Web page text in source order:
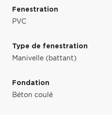
Fenestration
PVC
Type de fenestration
Manivelle (battant)
Fondation
Béton coulé